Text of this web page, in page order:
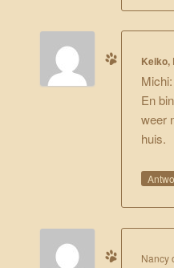
Keiko,
En
weer
huis.
Nancy